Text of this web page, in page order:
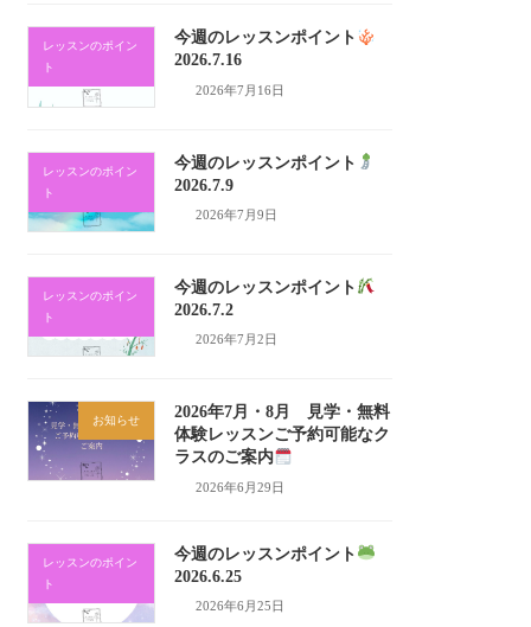
レッスンのポイン
ト
今週のレッスンポイント
2026.7.16
2026年7月16日
レッスンのポイン
ト
今週のレッスンポイント
2026.7.9
2026年7月9日
レッスンのポイン
ト
今週のレッスンポイント
2026.7.2
2026年7月2日
お知らせ
2026年7月・8月 見学・無料
体験レッスンご予約可能なク
ラスのご案内
2026年6月29日
レッスンのポイン
ト
今週のレッスンポイント
2026.6.25
2026年6月25日